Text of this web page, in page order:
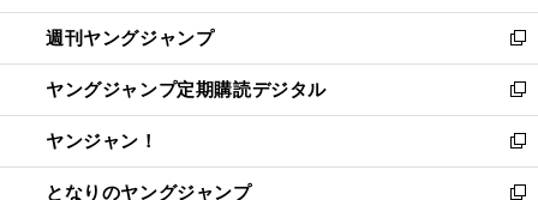
開
く
ウ
で
開
く
ン
ド
ウ
で
開
く
ウ
ィ
ン
ド
ウ
で
開
く
週刊ヤングジャンプ
新
し
い
ウ
ィ
ン
ド
ヤングジャンプ定期購読デジタル
新
し
い
ウ
ィ
ヤンジャン！
新
し
となりのヤングジャンプ